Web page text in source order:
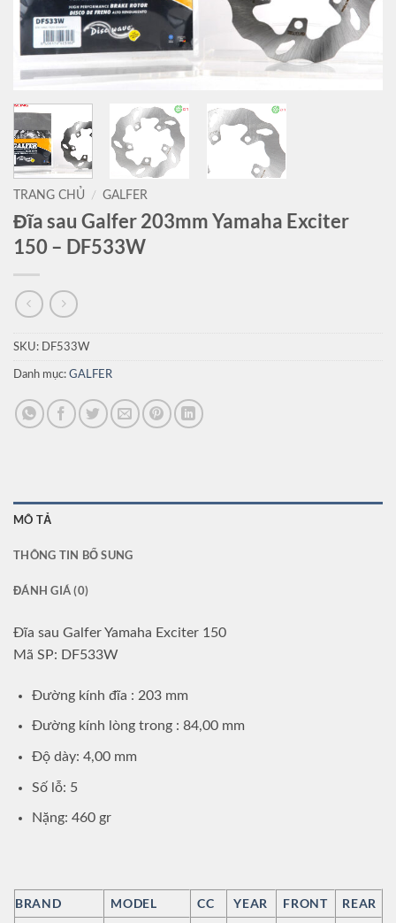
TRANG CHỦ / GALFER
Đĩa sau Galfer 203mm Yamaha Exciter
150 – DF533W
SKU: DF533W
Danh mục: GALFER
MÔ TẢ
THÔNG TIN BỔ SUNG
ĐÁNH GIÁ (0)
Đĩa sau Galfer Yamaha Exciter 150
Mã SP: DF533W
Đường kính đĩa : 203 mm
Đường kính lòng trong : 84,00 mm
Độ dày: 4,00 mm
Số lỗ: 5
Nặng: 460 gr
BRAND MODEL CC YEAR FRONT REAR